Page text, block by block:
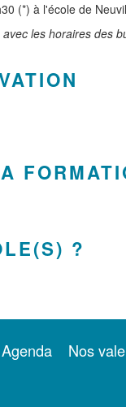
(*) à l'école de
les horaires des
?
Agenda Nos